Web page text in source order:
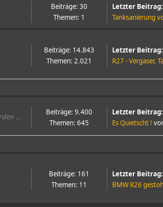
Beiträge: 30
Themen: 1
Letzter Beitrag:
Tanksanierung
Beiträge: 14.843
Themen: 2.021
Letzter Beitrag:
R27 - Vergaser,
...
Beiträge: 9.400
Themen: 645
Letzter Beitrag:
Es Quietscht !
Beiträge: 161
Themen: 11
Letzter Beitrag:
BMW R26